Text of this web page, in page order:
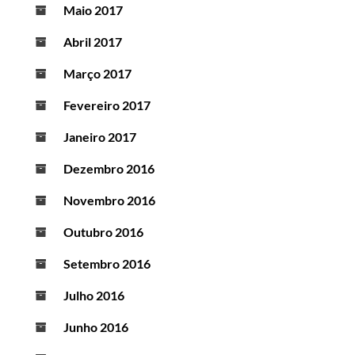
Maio 2017
Abril 2017
Março 2017
Fevereiro 2017
Janeiro 2017
Dezembro 2016
Novembro 2016
Outubro 2016
Setembro 2016
Julho 2016
Junho 2016